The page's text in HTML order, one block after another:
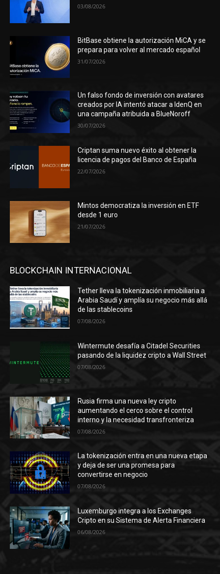
03/08/2026
BitBase obtiene la autorización MiCA y se
prepara para volver al mercado español
31/07/2026
Un falso fondo de inversión con avatares
creados por IA intentó atacar a IdenQ en
una campaña atribuida a BlueNoroff
30/07/2026
Criptan suma nuevo éxito al obtener la
licencia de pagos del Banco de España
22/07/2026
Mintos democratiza la inversión en ETF
desde 1 euro
21/07/2026
BLOCKCHAIN INTERNACIONAL
Tether lleva la tokenización inmobiliaria a
Arabia Saudí y amplía su negocio más allá
de las stablecoins
07/08/2026
Wintermute desafía a Citadel Securities
pasando de la liquidez cripto a Wall Street
07/08/2026
Rusia firma una nueva ley cripto
aumentando el cerco sobre el control
interno y la necesidad transfronteriza
07/08/2026
La tokenización entra en una nueva etapa
y deja de ser una promesa para
convertirse en negocio
07/08/2026
Luxemburgo integra a los Exchanges
Cripto en su Sistema de Alerta Financiera
06/08/2026